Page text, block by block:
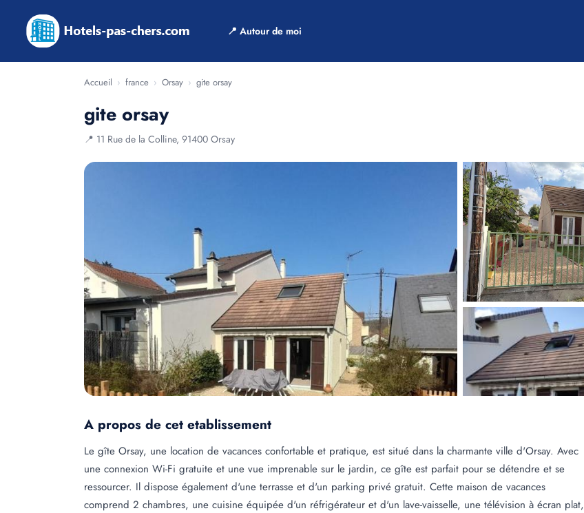
📍 Autour de moi
Accueil › france › Orsay › gite orsay
gite orsay
📍 11 Rue de la Colline, 91400 Orsay
A propos de cet etablissement
Le gîte Orsay, une location de vacances confortable et pratique, est situé dans la charmante ville d'Orsay. Avec
une connexion Wi-Fi gratuite et une vue imprenable sur le jardin, ce gîte est parfait pour se détendre et se
ressourcer. Il dispose également d'une terrasse et d'un parking privé gratuit. Cette maison de vacances
comprend 2 chambres, une cuisine équipée d'un réfrigérateur et d'un lave-vaisselle, une télévision à écran plat,